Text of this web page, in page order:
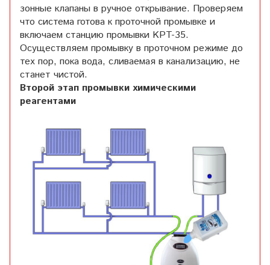
зонные клапаны в ручное открывание. Проверяем
что система готова к проточной промывке и
включаем станцию промывки KPT-35.
Осуществляем промывку в проточном режиме до
тех пор, пока вода, сливаемая в канализацию, не
станет чистой.
Второй этап промывки химическими
реагентами